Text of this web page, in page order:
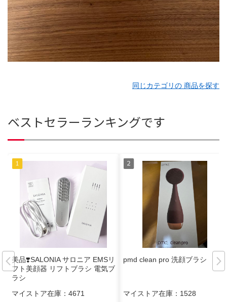
同じカテゴリの 商品を探す
ベストセラーランキングです
美品❣️SALONIA サロニア EMSリ
フト美顔器 リフトブラシ 電気ブ
ラシ
マイストア在庫： 4671
pmd clean pro 洗顔ブラシ
マイストア在庫： 1528